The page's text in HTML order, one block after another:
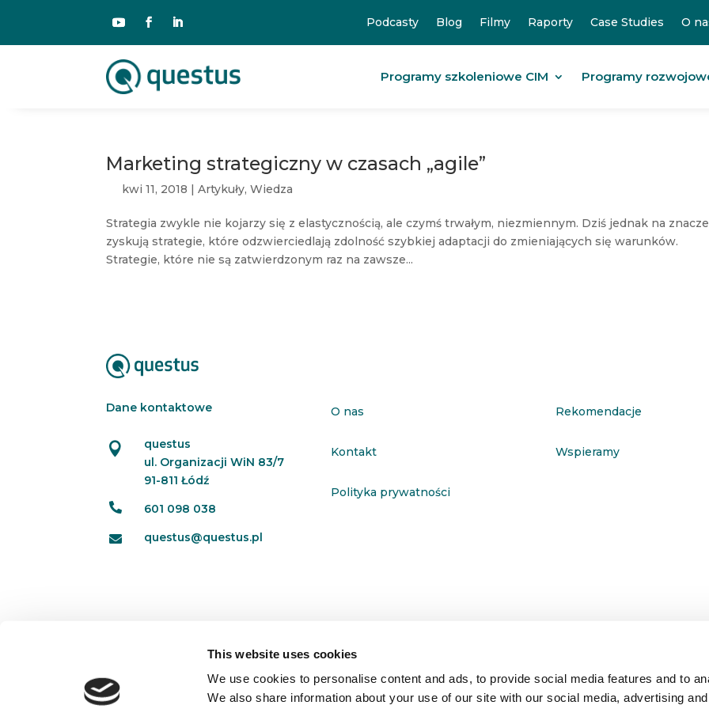
This website uses cookies
We use cookies to personalise content and ads, to provide social media features and to
We also share information about your use of our site with our social media, advertising
Podcasty Blog Filmy Raporty Case Studies O
Programy szkoleniowe CIM Programy
Marketing strategiczny w czasach „agile”
kwi 11, 2018 |Artykuły,Wiedza
Strategia zwykle nie kojarzy się z elastycznością, ale czymś trwałym, niezmiennym. Dziś jednak na
zyskują strategie, które odzwierciedlają zdolność szybkiej adaptacji do zmieniających się warunków.
Strategie, które nie są zatwierdzonym raz na zawsze...
Dane kontaktowe

questus
ul. Organizacji WiN 83/7
91-811 Łódź
 601 098 038
 questus@questus.pl
O nas
Kontakt
Polityka prywatności
Rekomendacje
Wspieramy